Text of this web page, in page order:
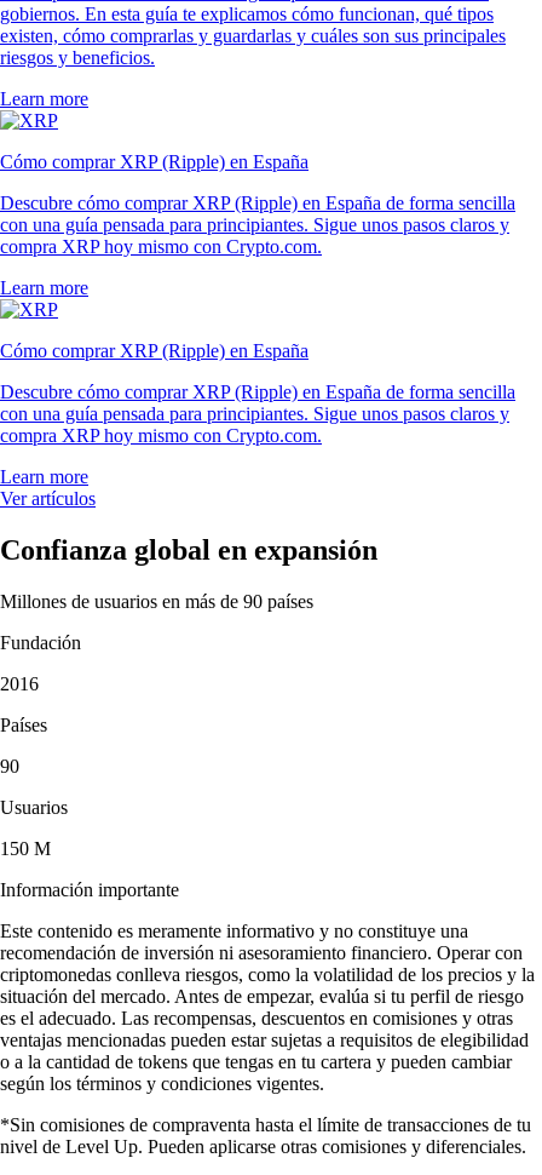
gobiernos. En esta guía te explicamos cómo funcionan, qué tipos
existen, cómo comprarlas y guardarlas y cuáles son sus principales
riesgos y beneficios.
Learn more
Cómo comprar XRP (Ripple) en España
Descubre cómo comprar XRP (Ripple) en España de forma sencilla
con una guía pensada para principiantes. Sigue unos pasos claros y
compra XRP hoy mismo con Crypto.com.
Learn more
Cómo comprar XRP (Ripple) en España
Descubre cómo comprar XRP (Ripple) en España de forma sencilla
con una guía pensada para principiantes. Sigue unos pasos claros y
compra XRP hoy mismo con Crypto.com.
Learn more
Ver artículos
Confianza global en expansión
Millones de usuarios en más de 90 países
Fundación
2016
Países
90
Usuarios
150 M
Información importante
Este contenido es meramente informativo y no constituye una
recomendación de inversión ni asesoramiento financiero. Operar con
criptomonedas conlleva riesgos, como la volatilidad de los precios y la
situación del mercado. Antes de empezar, evalúa si tu perfil de riesgo
es el adecuado. Las recompensas, descuentos en comisiones y otras
ventajas mencionadas pueden estar sujetas a requisitos de elegibilidad
o a la cantidad de tokens que tengas en tu cartera y pueden cambiar
según los términos y condiciones vigentes.
*Sin comisiones de compraventa hasta el límite de transacciones de tu
nivel de Level Up. Pueden aplicarse otras comisiones y diferenciales.